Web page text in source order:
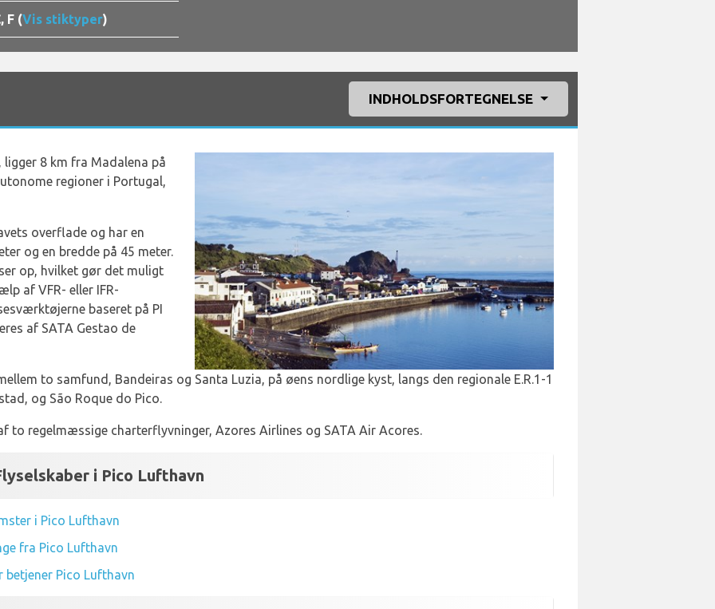
F (Vis stiktyper)
INDHOLDSFORTEGNELSE
ligger 8 km fra Madalena på
regioner i Portugal,
overflade og har en
og en bredde på 45 meter.
op, hvilket gør det muligt
af VFR- eller IFR-
baseret på PI
af SATA Gestao de
to samfund, Bandeiras og Santa Luzia, på øens nordlige kyst, langs den regionale E.R.1-1
og São Roque do Pico.
to regelmæssige charterflyvninger, Azores Airlines og SATA Air Acores.
i Pico Lufthavn
i Pico Lufthavn
fra Pico Lufthavn
betjener Pico Lufthavn